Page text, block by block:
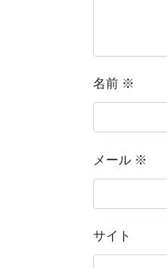
名前 ※
メール ※
サイト